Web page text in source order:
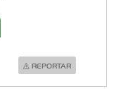
REPORTAR